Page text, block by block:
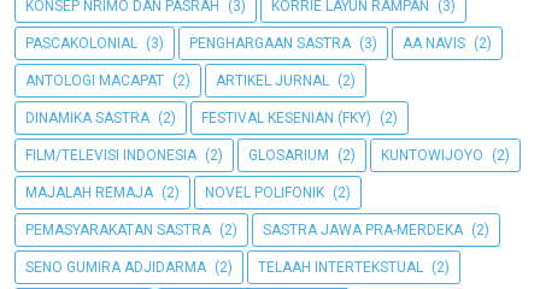
KONSEP NRIMO DAN PASRAH (3) KORRIE LAYUN RAMPAN (3)
PASCAKOLONIAL (3) PENGHARGAAN SASTRA (3) AA NAVIS (2)
ANTOLOGI MACAPAT (2) ARTIKEL JURNAL (2)
DINAMIKA SASTRA (2) FESTIVAL KESENIAN (FKY) (2)
FILM/TELEVISI INDONESIA (2) GLOSARIUM (2) KUNTOWIJOYO (2)
MAJALAH REMAJA (2) NOVEL POLIFONIK (2)
PEMASYARAKATAN SASTRA (2) SASTRA JAWA PRA-MERDEKA (2)
SENO GUMIRA ADJIDARMA (2) TELAAH INTERTEKSTUAL (2)